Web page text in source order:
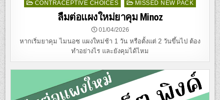
PostedCONTRACEPTIVE CHOICES MISSED NEW PACK
ลืมต่อแผงใหม่ยาคุม Minoz
01/04/2026
หากเริ่มยาคุม ไมนอซ แผงใหม่ช้า 1 วัน หรือตั้งแต่ 2 วันขึ้นไป ต้อง
ทำอย่างไร และยังคุมได้ไหม